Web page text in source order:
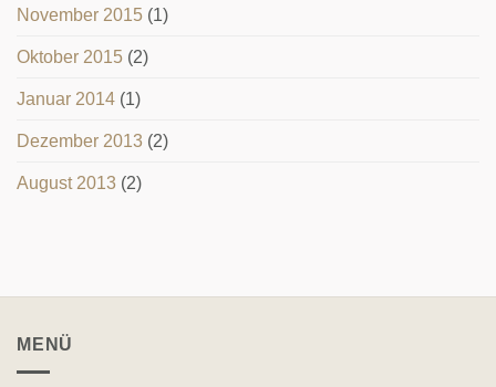
November 2015 (1)
Oktober 2015 (2)
Januar 2014 (1)
Dezember 2013 (2)
August 2013 (2)
MENÜ